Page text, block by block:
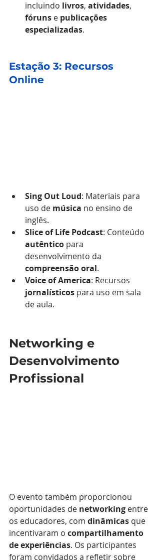
incluindo livros, atividades,
fóruns e publicações
especializadas.
Estação 3: Recursos
Online
Sing Out Loud: Materiais para
uso de música no ensino de
inglês.
Slice of Life Podcast: Conteúdo
autêntico para
desenvolvimento da
compreensão oral.
Voice of America: Recursos
jornalísticos para uso em sala
de aula.
Networking e
Desenvolvimento
Profissional
O evento também proporcionou
oportunidades de networking entre
os educadores, com dinâmicas que
incentivaram o compartilhamento
de experiências. Os participantes
foram convidados a refletir sobre